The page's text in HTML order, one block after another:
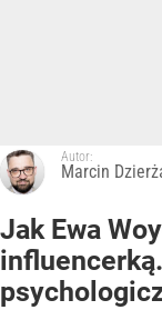
Autor:
Marcin
Jak Ewa